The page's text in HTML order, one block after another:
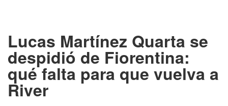
Lucas Martínez Quarta se
despidió de Fiorentina:
qué falta para que vuelva a
River